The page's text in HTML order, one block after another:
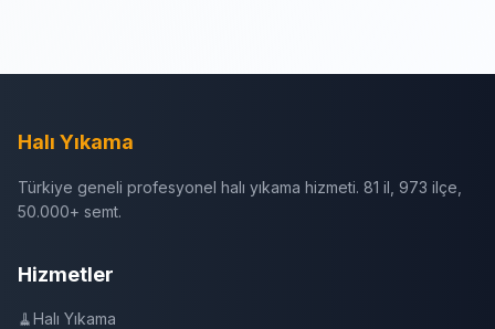
Halı Yıkama
Türkiye geneli profesyonel halı yıkama hizmeti. 81 il, 973 ilçe,
50.000+ semt.
Hizmetler
🧹Halı Yıkama